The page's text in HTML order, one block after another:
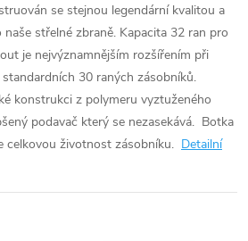
se stejnou legendární kvalitou a
střelné zbraně. Kapacita 32 ran pro
je nejvýznamnějším rozšířením při
30 raných zásobníků.
konstrukci z polymeru vyztuženého
podavač který se nezasekává. Botka
celkovou životnost zásobníku. Detailní